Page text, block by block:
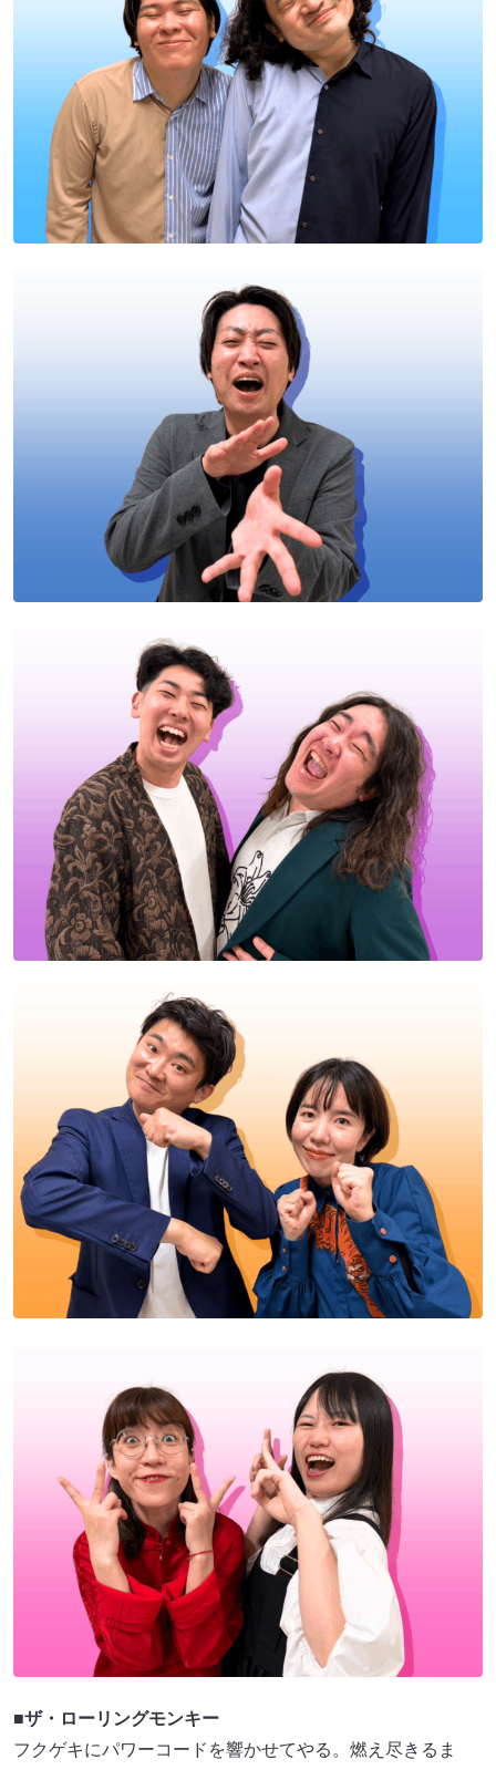
■ザ・ローリングモンキー
フクゲキにパワーコードを響かせてやる。燃え尽きるま